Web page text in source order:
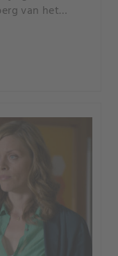
van het
te zijn:
slagers - wie